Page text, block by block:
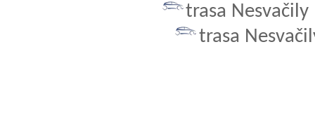
trasa
trasa